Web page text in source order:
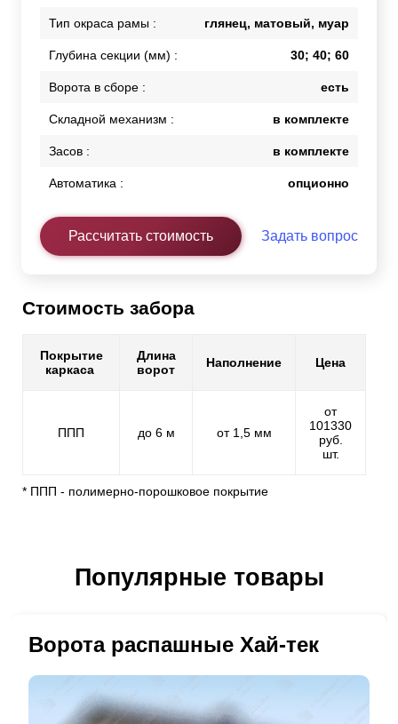
Тип окраса рамы : глянец, матовый, муар
Глубина секции (мм) : 30; 40; 60
Ворота в сборе : есть
Складной механизм : в комплекте
Засов : в комплекте
Автоматика : опционно
Рассчитать стоимость Задать вопрос
Стоимость забора
Покрытие
каркаса
Длина
ворот
Наполнение Цена
ППП до 6 м от 1,5 мм
от
101330
руб.
шт.
* ППП - полимерно-порошковое покрытие
Популярные товары
Ворота распашные Хай-тек